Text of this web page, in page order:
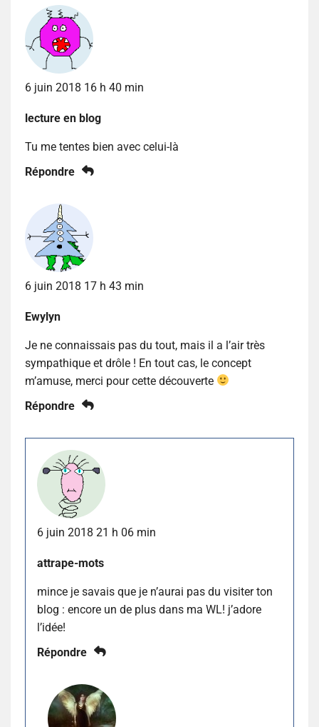
6 juin 2018 16 h 40 min
lecture en blog
Tu me tentes bien avec celui-là
Répondre
6 juin 2018 17 h 43 min
Ewylyn
Je ne connaissais pas du tout, mais il a l’air très
sympathique et drôle ! En tout cas, le concept
m’amuse, merci pour cette découverte
Répondre
6 juin 2018 21 h 06 min
attrape-mots
mince je savais que je n’aurai pas du visiter ton
blog : encore un de plus dans ma WL! j’adore
l’idée!
Répondre